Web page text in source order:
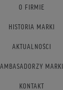
O FIRMIE
HISTORIA MARKI
AKTUALNOŚCI
AMBASADORZY MARKI
KONTAKT